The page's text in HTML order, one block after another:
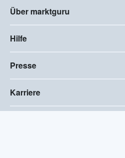
Über marktguru
Hilfe
Presse
Karriere